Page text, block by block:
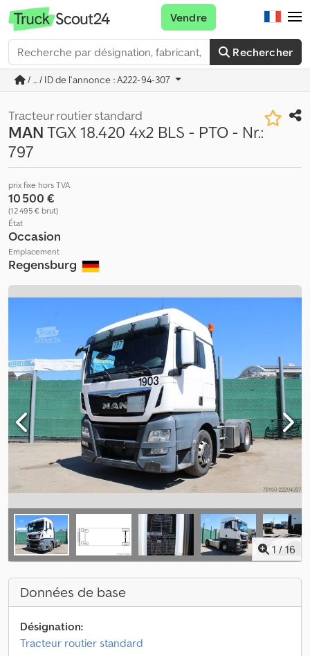
Rechercher
Vendre
/ ... / ID de l'annonce : A222-94-307
Tracteur routier standard
MANTGX 18.420 4x2 BLS - PTO - Nr.:
797
prix fixe hors TVA
10 500 €
(12 495 € brut)
État
Occasion
Emplacement
Regensburg
1 / 16
Données de base
Désignation:
Tracteur routier standard